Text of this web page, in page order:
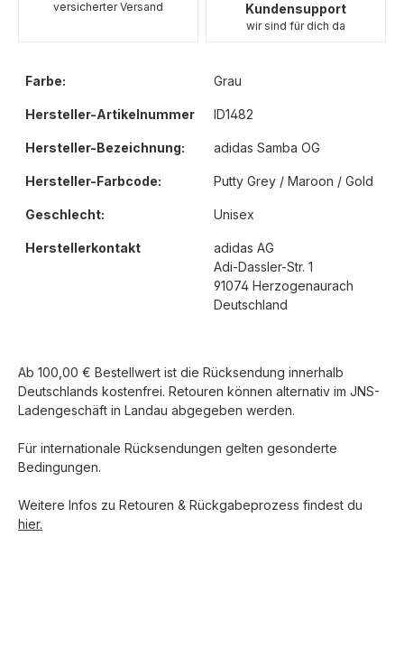
versicherter Versand Kundensupport
wir sind für dich da
Farbe: Grau
Hersteller-Artikelnummer ID1482
Hersteller-Bezeichnung: adidas Samba OG
Hersteller-Farbcode: Putty Grey / Maroon / Gold
Geschlecht: Unisex
Herstellerkontakt
adidas AG
Adi-Dassler-Str. 1
91074 Herzogenaurach
Deutschland
Ab 100,00 € Bestellwert ist die Rücksendung innerhalb
Deutschlands kostenfrei. Retouren können alternativ im JNS-
Ladengeschäft in Landau abgegeben werden.
Für internationale Rücksendungen gelten gesonderte
Bedingungen.
Weitere Infos zu Retouren & Rückgabeprozess findest du
hier.